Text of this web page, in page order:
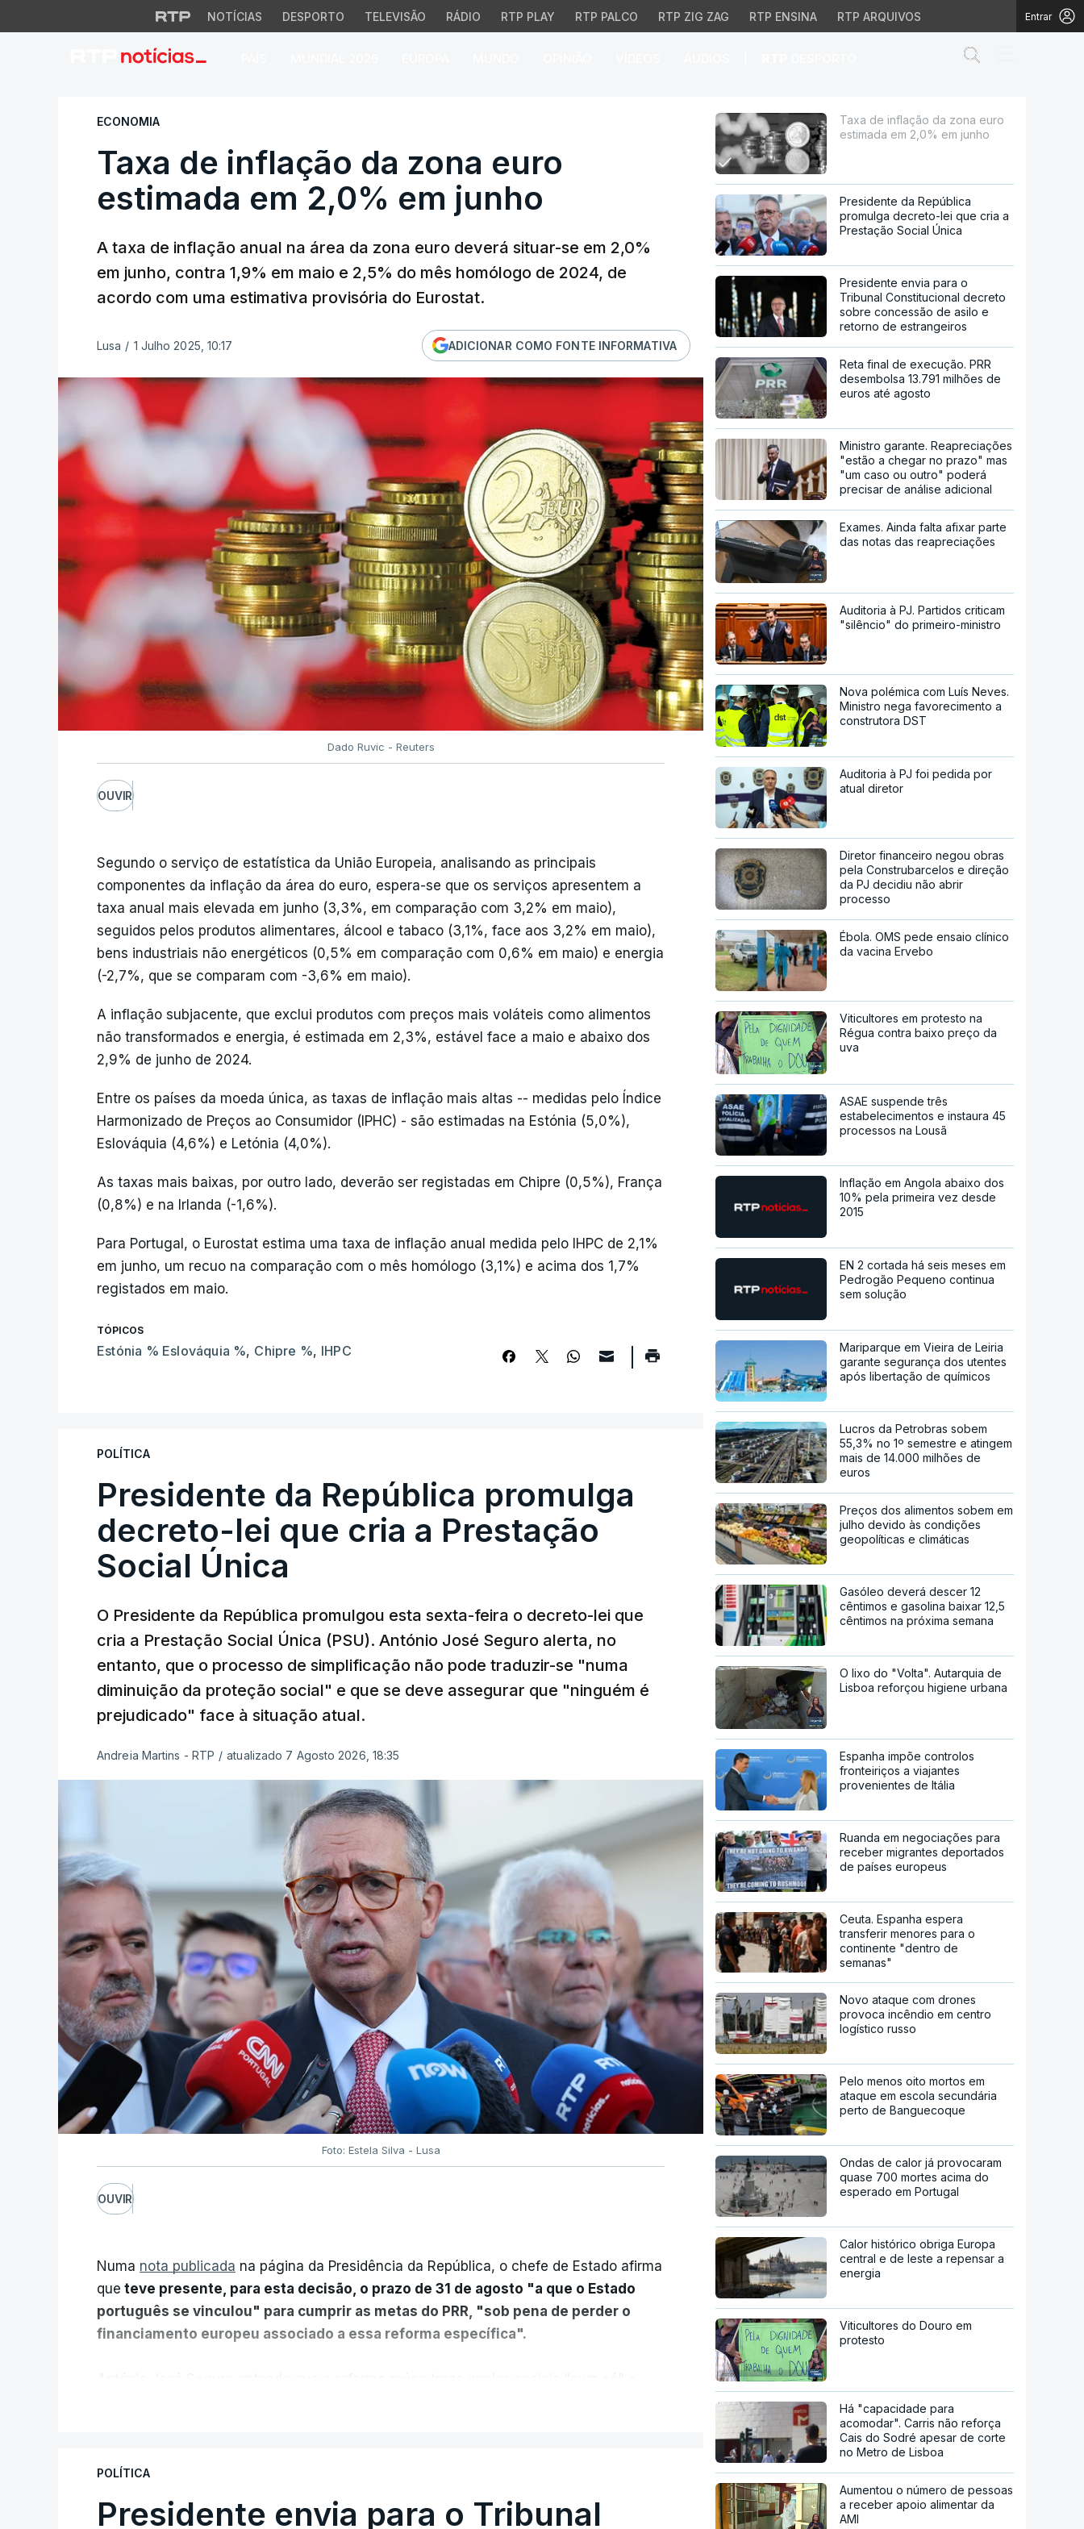
NOTÍCIAS DESPORTO TELEVISÃO RÁDIO RTP PLAY RTP PALCO RTP ZIG ZAG RTP ENSINA RTP ARQUIVOS Entrar
Taxa de inflação da zona euro estimada em 2,0% em junho
ECONOMIA
Taxa de inflação da zona euro
estimada em 2,0% em junho
A taxa de inflação anual na área da zona euro deverá situar-se em 2,0%
em junho, contra 1,9% em maio e 2,5% do mês homólogo de 2024, de
acordo com uma estimativa provisória do Eurostat.
Lusa / 1 Julho 2025, 10:17 ADICIONAR COMO FONTE INFORMATIVA
Dado Ruvic - Reuters
OUVIR
Segundo o serviço de estatística da União Europeia, analisando as principais
componentes da inflação da área do euro, espera-se que os serviços apresentem a
taxa anual mais elevada em junho (3,3%, em comparação com 3,2% em maio),
seguidos pelos produtos alimentares, álcool e tabaco (3,1%, face aos 3,2% em maio),
bens industriais não energéticos (0,5% em comparação com 0,6% em maio) e energia
(-2,7%, que se comparam com -3,6% em maio).
A inflação subjacente, que exclui produtos com preços mais voláteis como alimentos
não transformados e energia, é estimada em 2,3%, estável face a maio e abaixo dos
2,9% de junho de 2024.
Entre os países da moeda única, as taxas de inflação mais altas -- medidas pelo Índice
Harmonizado de Preços ao Consumidor (IPHC) - são estimadas na Estónia (5,0%),
Eslováquia (4,6%) e Letónia (4,0%).
As taxas mais baixas, por outro lado, deverão ser registadas em Chipre (0,5%), França
(0,8%) e na Irlanda (-1,6%).
Para Portugal, o Eurostat estima uma taxa de inflação anual medida pelo IHPC de 2,1%
em junho, um recuo na comparação com o mês homólogo (3,1%) e acima dos 1,7%
registados em maio.
TÓPICOS
Estónia % Eslováquia %, Chipre %, IHPC
POLÍTICA
Presidente da República promulga
decreto-lei que cria a Prestação
Social Única
O Presidente da República promulgou esta sexta-feira o decreto-lei que
cria a Prestação Social Única (PSU). António José Seguro alerta, no
entanto, que o processo de simplificação não pode traduzir-se "numa
diminuição da proteção social" e que se deve assegurar que "ninguém é
prejudicado" face à situação atual.
Andreia Martins - RTP / atualizado 7 Agosto 2026, 18:35
Foto: Estela Silva - Lusa
OUVIR
Numa nota publicada na página da Presidência da República, o chefe de Estado afirma
que teve presente, para esta decisão, o prazo de 31 de agosto "a que o Estado
português se vinculou" para cumprir as metas do PRR, "sob pena de perder o
financiamento europeu associado a essa reforma específica".
os apoios chegam a quem mais necessita, estaremos a dar um passo na direção
POLÍTICA
Presidente envia para o Tribunal
Taxa de inflação da zona euro
estimada em 2,0% em junho
Presidente da República
promulga decreto-lei que cria a
Prestação Social Única
Presidente envia para o
Tribunal Constitucional decreto
sobre concessão de asilo e
retorno de estrangeiros
Reta final de execução. PRR
desembolsa 13.791 milhões de
euros até agosto
Ministro garante. Reapreciações
"estão a chegar no prazo" mas
"um caso ou outro" poderá
precisar de análise adicional
Exames. Ainda falta afixar parte
das notas das reapreciações
Auditoria à PJ. Partidos criticam
"silêncio" do primeiro-ministro
Nova polémica com Luís Neves.
Ministro nega favorecimento a
construtora DST
Auditoria à PJ foi pedida por
atual diretor
Diretor financeiro negou obras
pela Construbarcelos e direção
da PJ decidiu não abrir
processo
Ébola. OMS pede ensaio clínico
da vacina Ervebo
Viticultores em protesto na
Régua contra baixo preço da
uva
ASAE suspende três
estabelecimentos e instaura 45
processos na Lousã
Inflação em Angola abaixo dos
10% pela primeira vez desde
2015
EN 2 cortada há seis meses em
Pedrogão Pequeno continua
sem solução
Mariparque em Vieira de Leiria
garante segurança dos utentes
após libertação de químicos
Lucros da Petrobras sobem
55,3% no 1º semestre e atingem
mais de 14.000 milhões de
euros
Preços dos alimentos sobem em
julho devido às condições
geopolíticas e climáticas
Gasóleo deverá descer 12
cêntimos e gasolina baixar 12,5
cêntimos na próxima semana
O lixo do "Volta". Autarquia de
Lisboa reforçou higiene urbana
Espanha impõe controlos
fronteiriços a viajantes
provenientes de Itália
Ruanda em negociações para
receber migrantes deportados
de países europeus
Ceuta. Espanha espera
transferir menores para o
continente "dentro de
semanas"
Novo ataque com drones
provoca incêndio em centro
logístico russo
Pelo menos oito mortos em
ataque em escola secundária
perto de Banguecoque
Ondas de calor já provocaram
quase 700 mortes acima do
esperado em Portugal
Calor histórico obriga Europa
central e de leste a repensar a
energia
Viticultores do Douro em
protesto
Há "capacidade para
acomodar". Carris não reforça
Cais do Sodré apesar de corte
no Metro de Lisboa
Aumentou o número de pessoas
a receber apoio alimentar da
AMI